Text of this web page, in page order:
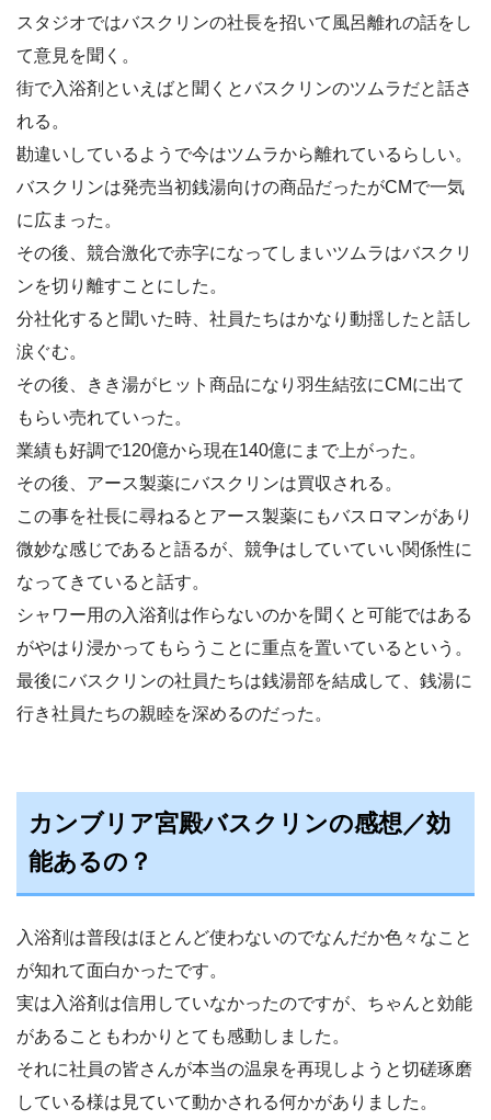
スタジオではバスクリンの社長を招いて風呂離れの話をし
て意見を聞く。
街で入浴剤といえばと聞くとバスクリンのツムラだと話さ
れる。
勘違いしているようで今はツムラから離れているらしい。
バスクリンは発売当初銭湯向けの商品だったがCMで一気
に広まった。
その後、競合激化で赤字になってしまいツムラはバスクリ
ンを切り離すことにした。
分社化すると聞いた時、社員たちはかなり動揺したと話し
涙ぐむ。
その後、きき湯がヒット商品になり羽生結弦にCMに出て
もらい売れていった。
業績も好調で120億から現在140億にまで上がった。
その後、アース製薬にバスクリンは買収される。
この事を社長に尋ねるとアース製薬にもバスロマンがあり
微妙な感じであると語るが、競争はしていていい関係性に
なってきていると話す。
シャワー用の入浴剤は作らないのかを聞くと可能ではある
がやはり浸かってもらうことに重点を置いているという。
最後にバスクリンの社員たちは銭湯部を結成して、銭湯に
行き社員たちの親睦を深めるのだった。
カンブリア宮殿バスクリンの感想／効
能あるの？
入浴剤は普段はほとんど使わないのでなんだか色々なこと
が知れて面白かったです。
実は入浴剤は信用していなかったのですが、ちゃんと効能
があることもわかりとても感動しました。
それに社員の皆さんが本当の温泉を再現しようと切磋琢磨
している様は見ていて動かされる何かがありました。